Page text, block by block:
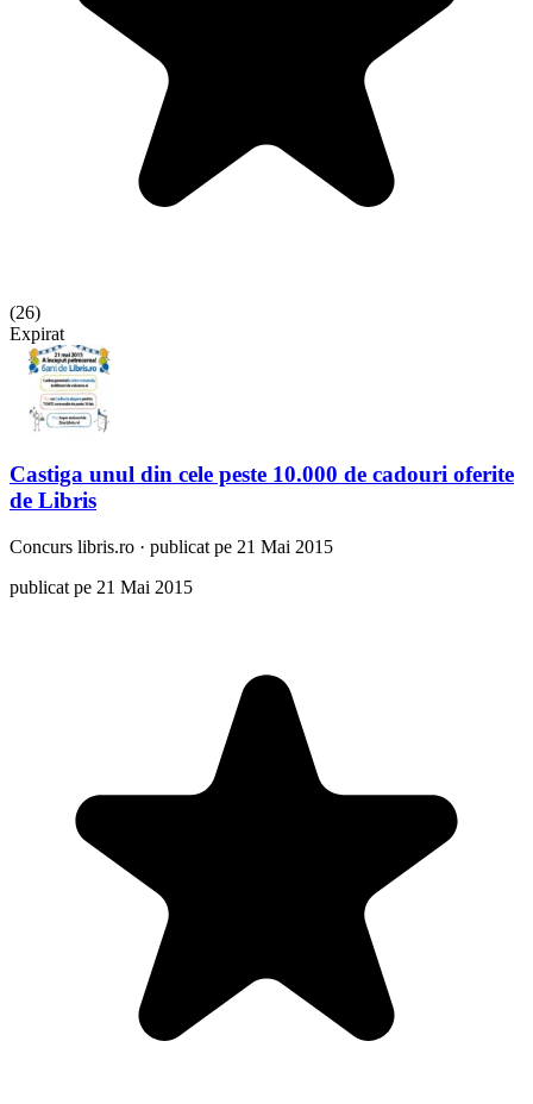
(26)
Expirat
Castiga unul din cele peste 10.000 de cadouri oferite
de Libris
Concurs libris.ro · publicat pe 21 Mai 2015
publicat pe 21 Mai 2015